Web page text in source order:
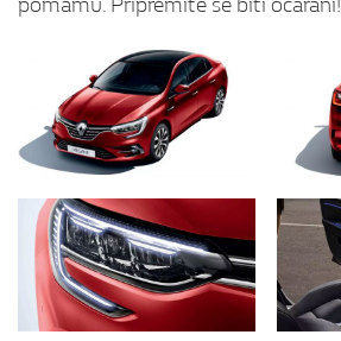
pomamu. Pripremite se biti očarani!